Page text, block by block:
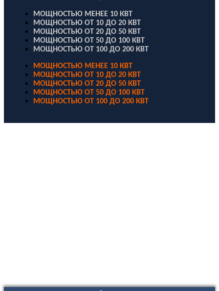
МОЩНОСТЬЮ МЕНЕЕ 10 КВТ
МОЩНОСТЬЮ ОТ 10 ДО 20 КВТ
МОЩНОСТЬЮ ОТ 20 ДО 50 КВТ
МОЩНОСТЬЮ ОТ 50 ДО 100 КВТ
МОЩНОСТЬЮ ОТ 100 ДО 200 КВТ
МОЩНОСТЬЮ МЕНЕЕ 10 КВТ
МОЩНОСТЬЮ ОТ 10 ДО 20 КВТ
МОЩНОСТЬЮ ОТ 20 ДО 50 КВТ
МОЩНОСТЬЮ ОТ 50 ДО 100 КВТ
МОЩНОСТЬЮ ОТ 100 ДО 200 КВТ